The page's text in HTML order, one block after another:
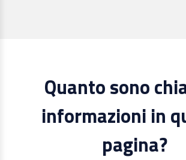
Quanto sono
informazioni in
pagina?